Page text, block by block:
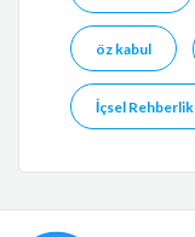
öz kabul
İçsel Rehberlik